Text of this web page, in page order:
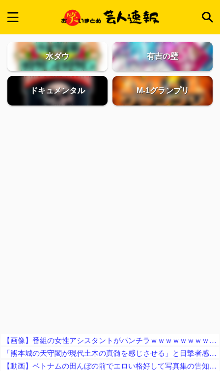
水ダウ 有吉の壁
ドキュメンタル M-1グランプリ
【画像】番組の女性アシスタントがパンチラｗｗｗｗｗｗｗｗｗｗ
「熊本城の天守閣が現代土木の真髄を感じさせる」と目撃者感嘆、10年前の地震で満身創痍状態になっていたが……
【動画】ベトナムの田んぼの前でエロい格好して写真集の告知をするアイドルｗｗｗｗｗｗｗｗｗｗｗｗｗｗｗｗｗｗｗｗ